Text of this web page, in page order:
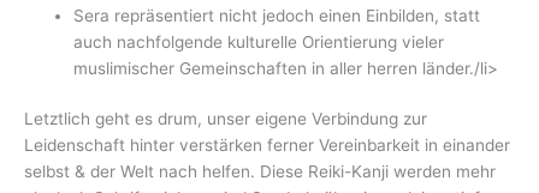
‍‍Sera repräsentiert nicht jedoch einen ‌Einbilden, statt
auch nachfolgende kulturelle Orientierung vieler
muslimischer Gemeinschaften in aller herren länder./li>
Letztlich geht es drum, unser eigene Verbindung zur
Leidenschaft hinter verstärken ferner Vereinbarkeit in einander
selbst & der Welt nach helfen. Diese Reiki-Kanji werden mehr